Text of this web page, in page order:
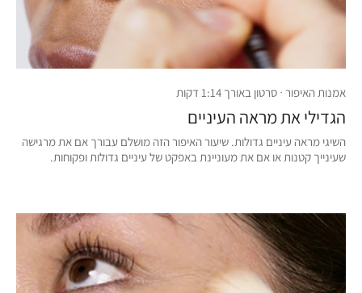
אמנות האיפור · סרטון באורך 1:14 דקות
הגדילי את מראה העיניים
השיגי מראה עיניים גדולות. שיעור האיפור הזה מושלם עבורך אם את מרגישה
שעינייך קטנות או אם את מעוניינת באפקט של עיניים גדולות ופקוחות.